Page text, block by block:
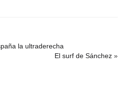
la ultraderecha
El surf de Sánchez »